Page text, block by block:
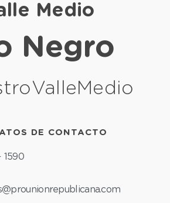
Medio
Negro
DE CONTACTO
1590